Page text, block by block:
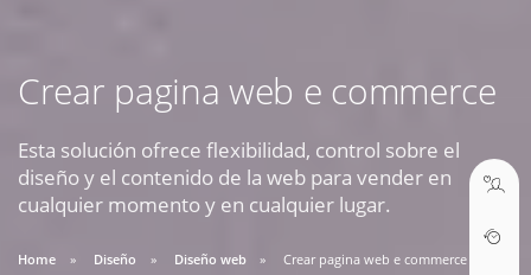
Crear pagina web e commerce
Esta solución ofrece flexibilidad, control sobre el
diseño y el contenido de la web para vender en
cualquier momento y en cualquier lugar.
Home Diseño Diseño web Crear pagina web e commerce
09:30 AM A 18:30 PM
soporte@webseo.cl
ABRIR TICKET